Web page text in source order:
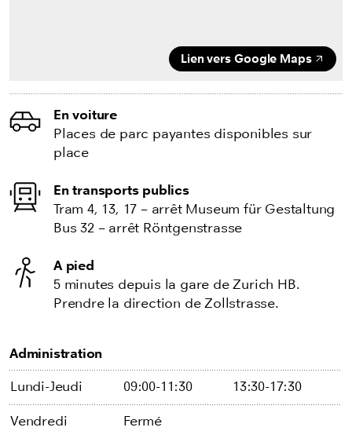
Lien vers Google Maps
En voiture
Places de parc payantes disponibles sur
place
En transports publics
Tram 4, 13, 17 – arrêt Museum für Gestaltung
Bus 32 – arrêt Röntgenstrasse
A pied
5 minutes depuis la gare de Zurich HB.
Prendre la direction de Zollstrasse.
Administration
Lundi-Jeudi
09:00-11:30 13:30-17:30
Vendredi Fermé